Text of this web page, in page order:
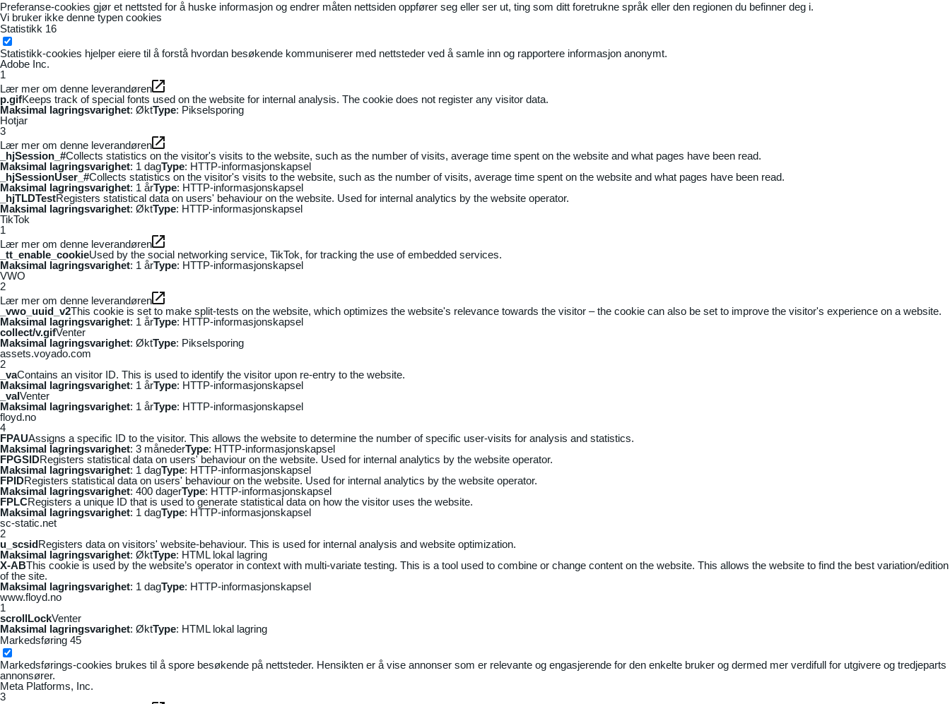
Preferanse-cookies gjør et nettsted for å huske informasjon og endrer måten nettsiden oppfører seg eller ser ut, ting som ditt foretrukne språk eller den regionen du befinner deg i.
Vi bruker ikke denne typen cookies
Statistikk 16
Statistikk-cookies hjelper eiere til å forstå hvordan besøkende kommuniserer med nettsteder ved å samle inn og rapportere informasjon anonymt.
Adobe Inc.
1
Lær mer om denne leverandøren
p.gifKeeps track of special fonts used on the website for internal analysis. The cookie does not register any visitor data.
Maksimal lagringsvarighet: ØktType: Pikselsporing
Hotjar
3
Lær mer om denne leverandøren
_hjSession_#Collects statistics on the visitor's visits to the website, such as the number of visits, average time spent on the website and what pages have been read.
Maksimal lagringsvarighet: 1 dagType: HTTP-informasjonskapsel
_hjSessionUser_#Collects statistics on the visitor's visits to the website, such as the number of visits, average time spent on the website and what pages have been read.
Maksimal lagringsvarighet: 1 årType: HTTP-informasjonskapsel
_hjTLDTestRegisters statistical data on users' behaviour on the website. Used for internal analytics by the website operator.
Maksimal lagringsvarighet: ØktType: HTTP-informasjonskapsel
TikTok
1
Lær mer om denne leverandøren
_tt_enable_cookieUsed by the social networking service, TikTok, for tracking the use of embedded services.
Maksimal lagringsvarighet: 1 årType: HTTP-informasjonskapsel
VWO
2
Lær mer om denne leverandøren
_vwo_uuid_v2This cookie is set to make split-tests on the website, which optimizes the website's relevance towards the visitor – the cookie can also be set to improve the visitor's experience on a website.
Maksimal lagringsvarighet: 1 årType: HTTP-informasjonskapsel
collect/v.gifVenter
Maksimal lagringsvarighet: ØktType: Pikselsporing
assets.voyado.com
2
_vaContains an visitor ID. This is used to identify the visitor upon re-entry to the website.
Maksimal lagringsvarighet: 1 årType: HTTP-informasjonskapsel
_vaIVenter
Maksimal lagringsvarighet: 1 årType: HTTP-informasjonskapsel
floyd.no
4
FPAUAssigns a specific ID to the visitor. This allows the website to determine the number of specific user-visits for analysis and statistics.
Maksimal lagringsvarighet: 3 månederType: HTTP-informasjonskapsel
FPGSIDRegisters statistical data on users' behaviour on the website. Used for internal analytics by the website operator.
Maksimal lagringsvarighet: 1 dagType: HTTP-informasjonskapsel
FPIDRegisters statistical data on users' behaviour on the website. Used for internal analytics by the website operator.
Maksimal lagringsvarighet: 400 dagerType: HTTP-informasjonskapsel
FPLCRegisters a unique ID that is used to generate statistical data on how the visitor uses the website.
Maksimal lagringsvarighet: 1 dagType: HTTP-informasjonskapsel
sc-static.net
2
u_scsidRegisters data on visitors' website-behaviour. This is used for internal analysis and website optimization.
Maksimal lagringsvarighet: ØktType: HTML lokal lagring
X-ABThis cookie is used by the website’s operator in context with multi-variate testing. This is a tool used to combine or change content on the website. This allows the website to find the best variation/edition
of the site.
Maksimal lagringsvarighet: 1 dagType: HTTP-informasjonskapsel
www.floyd.no
1
scrollLockVenter
Maksimal lagringsvarighet: ØktType: HTML lokal lagring
Markedsføring 45
Markedsførings-cookies brukes til å spore besøkende på nettsteder. Hensikten er å vise annonser som er relevante og engasjerende for den enkelte bruker og dermed mer verdifull for utgivere og tredjeparts
annonsører.
Meta Platforms, Inc.
3